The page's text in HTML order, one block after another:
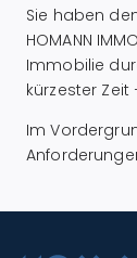
Sie haben
HOMANN
Immobilie
kürzester
Im